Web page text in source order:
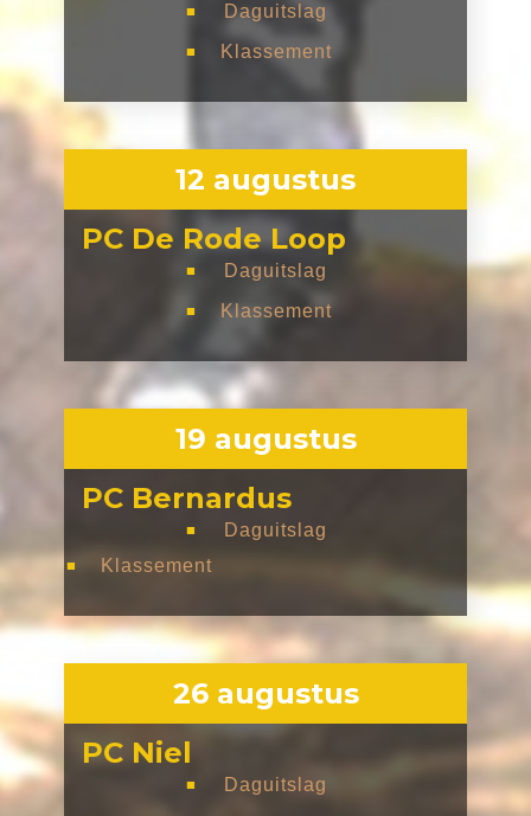
■ Daguitslag
■ Klassement
12 augustus
PC De Rode Loop
■ Daguitslag
■ Klassement
19 augustus
PC Bernardus
■ Daguitslag
■ Klassement
26 augustus
PC Niel
■ Daguitslag